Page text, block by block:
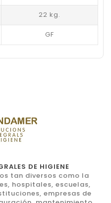
22 kg.
GF
DE HIGIENE
tan diversos como la
hospitales, escuelas,
empresas de